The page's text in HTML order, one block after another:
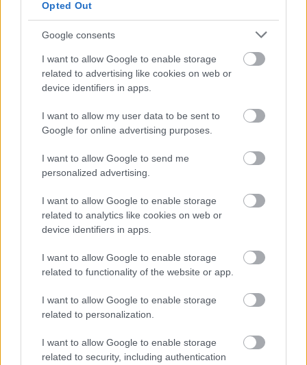
Opted Out
Google consents
I want to allow Google to enable storage
related to advertising like cookies on web or
device identifiers in apps.
I want to allow my user data to be sent to
Google for online advertising purposes.
I want to allow Google to send me
personalized advertising.
I want to allow Google to enable storage
related to analytics like cookies on web or
device identifiers in apps.
I want to allow Google to enable storage
related to functionality of the website or app.
I want to allow Google to enable storage
related to personalization.
I want to allow Google to enable storage
related to security, including authentication
ξενοδοχεία, νησιά και επενδύσεις
Τα ανοιχτά μέτωπα για την ενίσχυση της
TAGS: Ουκρανία Ρωσία Πόλεμος
BEST OFINTERNET